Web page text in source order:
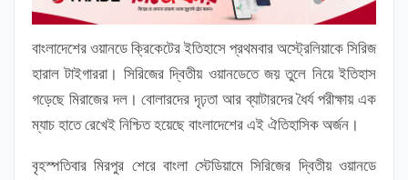
বাংলাদেশের ওয়ানডে ক্রিকেটের ইতিহাসে প্রথমবার অস্ট্রেলিয়াকে সিরিজ
হারাল টাইগাররা। সিরিজের দ্বিতীয় ওয়ানডেতে জয় তুলে নিয়ে ইতিহাস
গড়েছে মিরাজের দল। বোলারদের দৃঢ়তা আর ব্যাটারদের ধৈর্য পরীক্ষায় এক
ম্যাচ হাতে রেখেই নিশ্চিত হয়েছে বাংলাদেশের এই ঐতিহাসিক অর্জন।
বৃহস্পতিবার মিরপুর শেরে বাংলা স্টেডিয়ামে সিরিজের দ্বিতীয় ওয়ানডে